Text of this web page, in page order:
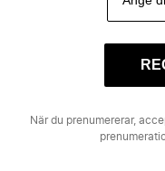
När du prenumererar,